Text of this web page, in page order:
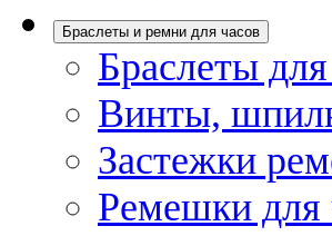
Браслеты и ремни для часов
Браслеты
Винты,
Застежки
Ремешки для